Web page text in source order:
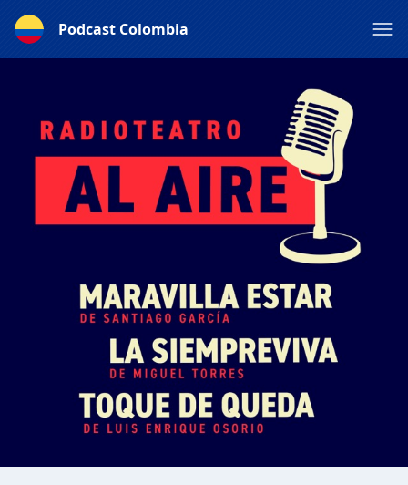
Podcast Colombia